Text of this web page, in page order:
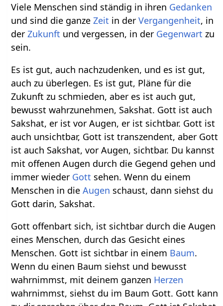
Viele Menschen sind ständig in ihren Gedanken
und sind die ganzeZeit in derVergangenheit, in
derZukunft und vergessen, in der Gegenwart zu
sein.
Es ist gut, auch nachzudenken, und es ist gut,
auch zu überlegen. Es ist gut, Pläne für die
Zukunft zu schmieden, aber es ist auch gut,
bewusst wahrzunehmen, Sakshat. Gott ist auch
Sakshat, er ist vor Augen, er ist sichtbar. Gott ist
auch unsichtbar, Gott ist transzendent, aber Gott
ist auch Sakshat, vor Augen, sichtbar. Du kannst
mit offenen Augen durch die Gegend gehen und
immer wieder Gott sehen. Wenn du einem
Menschen in dieAugen schaust, dann siehst du
Gott darin, Sakshat.
Gott offenbart sich, ist sichtbar durch die Augen
eines Menschen, durch das Gesicht eines
Menschen. Gott ist sichtbar in einem Baum.
Wenn du einen Baum siehst und bewusst
wahrnimmst, mit deinem ganzen Herzen
wahrnimmst, siehst du im Baum Gott. Gott kann